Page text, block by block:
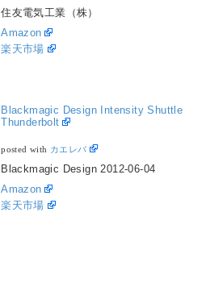
住友電気工業（株）
Amazon
楽天市場
Blackmagic Design Intensity Shuttle
Thunderbolt
posted with カエレバ
Blackmagic Design 2012-06-04
Amazon
楽天市場